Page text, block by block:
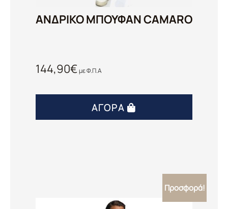
ΑΝΔΡΙΚΟ ΜΠΟΥΦΑΝ CAMARO
144,90€με Φ.Π.Α
ΑΓΟΡΆ
Προσφορά!